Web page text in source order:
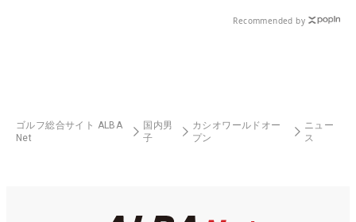
Recommended by
ゴルフ総合サイト ALBA
Net
国内男
子
カシオワールドオー
プン
ニュー
ス